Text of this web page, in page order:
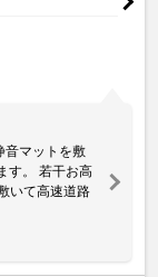
音マットを敷
す。 若干お高
いて高速道路